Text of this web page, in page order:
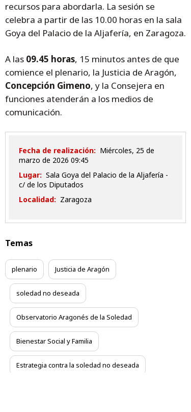
recursos para abordarla. La sesión se
celebra a partir de las 10.00 horas en la sala
Goya del Palacio de la Aljafería, en Zaragoza.
A las 09.45 horas, 15 minutos antes de que
comience el plenario, la Justicia de Aragón,
Concepción Gimeno, y la Consejera en
funciones atenderán a los medios de
comunicación.
Fecha de realización: miércoles, 25 de
marzo de 2026 09:45
Lugar: Sala Goya del Palacio de la Aljafería -
c/ de los Diputados
Localidad: Zaragoza
Temas
plenario Justicia de Aragón
soledad no deseada
Observatorio Aragonés de la Soledad
Bienestar Social y Familia
Estrategia contra la soledad no deseada